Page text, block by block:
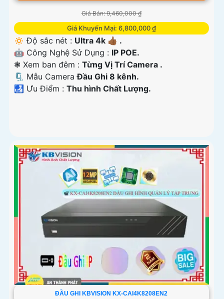
Giá Bán: 9,460,000 ₫
Giá Khuyến Mại: 6,800,000 ₫
🔅 Độ sắc nét : Ultra 4k 👍🏾 .
🤖️ Công Nghệ Sử Dụng : IP POE.
❃ Xem ban đêm : Từng Vị Trí Camera .
🗜️ Mẫu CameraĐầu Ghi 8 kênh.
️🛃 Ưu Điểm : Thu hình Chất Lượng.
ĐẦU GHI KBVISION KX-CAI4K8208EN2